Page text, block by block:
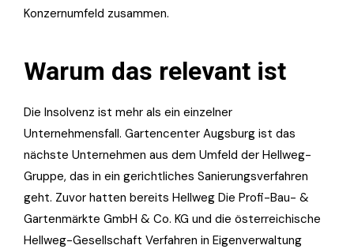
Konzernumfeld zusammen.
Warum das relevant ist
Die Insolvenz ist mehr als ein einzelner
Unternehmensfall. Gartencenter Augsburg ist das
nächste Unternehmen aus dem Umfeld der Hellweg-
Gruppe, das in ein gerichtliches Sanierungsverfahren
geht. Zuvor hatten bereits Hellweg Die Profi-Bau- &
Gartenmärkte GmbH & Co. KG und die österreichische
Hellweg-Gesellschaft Verfahren in Eigenverwaltung